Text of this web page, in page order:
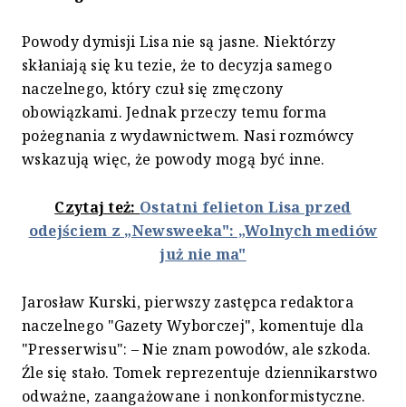
Powody dymisji Lisa nie są jasne. Niektórzy
skłaniają się ku tezie, że to decyzja samego
naczelnego, który czuł się zmęczony
obowiązkami. Jednak przeczy temu forma
pożegnania z wydawnictwem. Nasi rozmówcy
wskazują więc, że powody mogą być inne.
Czytaj też: Ostatni felieton Lisa przed
odejściem z „Newsweeka": „Wolnych mediów
już nie ma"
Jarosław Kurski, pierwszy zastępca redaktora
naczelnego "Gazety Wyborczej", komentuje dla
"Presserwisu": – Nie znam powodów, ale szkoda.
Źle się stało. Tomek reprezentuje dziennikarstwo
odważne, zaangażowane i nonkonformistyczne.